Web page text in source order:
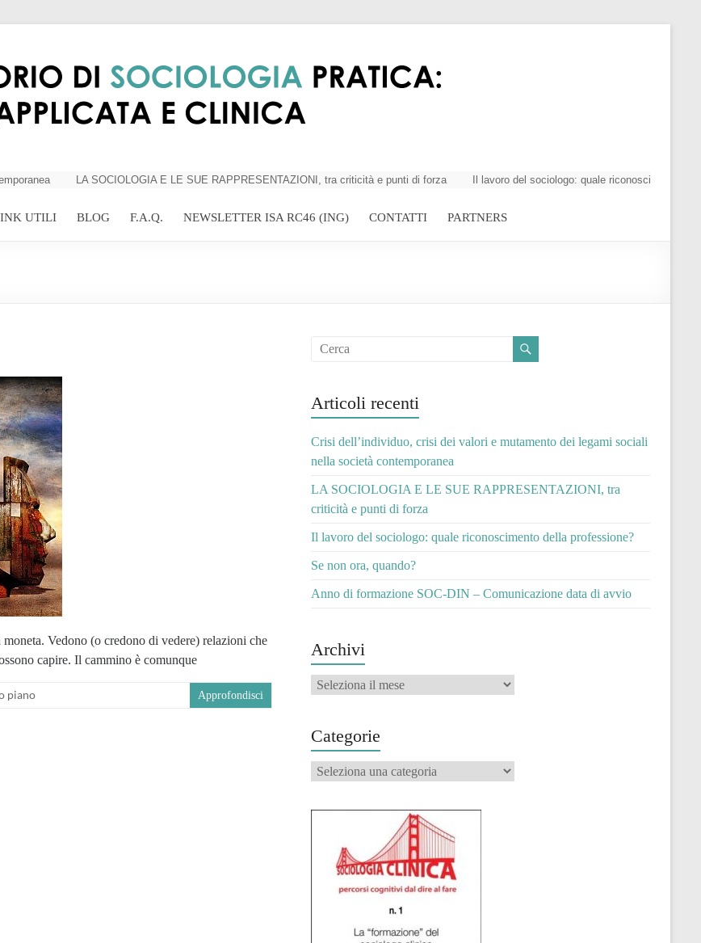
LA SOCIOLOGIA E LE SUE RAPPRESENTAZIONI, tra criticità e punti di forza Il lavoro del sociologo: quale riconoscimento della
UTILI BLOG F.A.Q. NEWSLETTER ISA RC46 (ING) CONTATTI PARTNERS
Vedono (o credono di vedere) relazioni che
capire. Il cammino è comunque
piano Approfondisci
Articoli recenti
Crisi dell’individuo, crisi dei valori e mutamento dei legami sociali
nella società contemporanea
LA SOCIOLOGIA E LE SUE RAPPRESENTAZIONI, tra
criticità e punti di forza
Il lavoro del sociologo: quale riconoscimento della professione?
Se non ora, quando?
Anno di formazione SOC-DIN – Comunicazione data di avvio
Archivi
Archivi
Categorie
Categorie